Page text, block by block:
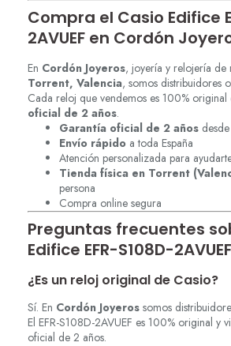
Compra el Casio Edifice
2AVUEF en Cordón
En Cordón Joyeros, joyería y relojería de
Torrent, Valencia, somos distribuidores
Cada reloj que vendemos es 100% original
oficial de 2 años.
Garantía oficial de 2 años
Envío rápido a toda España
Atención personalizada para
Tienda física en Torrent
persona
Compra online segura
Preguntas frecuentes
Edifice EFR-S108D-2AVUEF
¿Es un reloj original de Casio?
Sí. En Cordón Joyeros somos
El EFR-S108D-2AVUEF es 100% original y
oficial de 2 años.